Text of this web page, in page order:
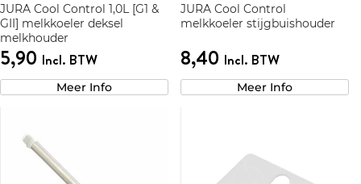
JURA Cool Control 1,0L [G1 &
GII] melkkoeler deksel
melkhouder
5,90 Incl. BTW
Meer Info
JURA Cool Control
melkkoeler stijgbuishouder
8,40 Incl. BTW
Meer Info